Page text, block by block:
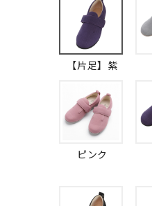
【片足】紫
ピンク